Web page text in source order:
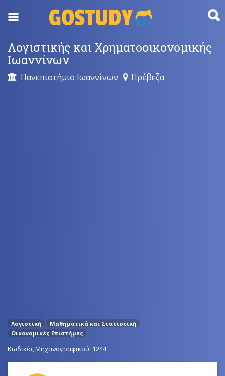
content
Λογιστικής και Χρηματοοικονομικής
Ιωαννίνων
Πανεπιστήμιο Ιωαννίνων Πρέβεζα
Λογιστική
Μαθηματικά και Στατιστική
Οικονομικές Επιστήμες
Κωδικός Μηχανογραφικού: 1244